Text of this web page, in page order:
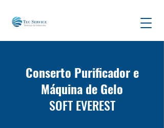
Conserto Purificador e
Máquina de Gelo
SOFT EVEREST